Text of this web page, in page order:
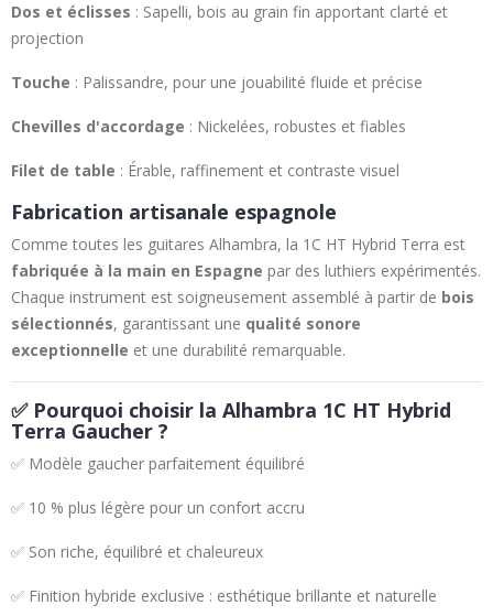
Dos et éclisses : Sapelli, bois au grain fin apportant clarté et
projection
Touche : Palissandre, pour une jouabilité fluide et précise
Chevilles d'accordage : Nickelées, robustes et fiables
Filet de table : Érable, raffinement et contraste visuel
Fabrication artisanale espagnole
Comme toutes les guitares Alhambra, la 1C HT Hybrid Terra est
fabriquée à la main en Espagne par des luthiers expérimentés.
Chaque instrument est soigneusement assemblé à partir de bois
sélectionnés, garantissant une qualité sonore
exceptionnelle et une durabilité remarquable.
✅ Pourquoi choisir la Alhambra 1C HT Hybrid
Terra Gaucher ?
✅ Modèle gaucher parfaitement équilibré
✅ 10 % plus légère pour un confort accru
✅ Son riche, équilibré et chaleureux
✅ Finition hybride exclusive : esthétique brillante et naturelle